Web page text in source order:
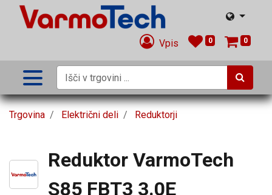
Vpis 0 0
Trgovina Električni deli Reduktorji
Reduktor VarmoTech
S85 FBT3 3.0E